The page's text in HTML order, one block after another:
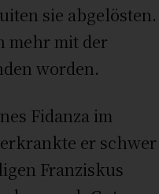
sie abgelösten.
mehr mit der
worden.
Fidanza im
er schwer
Franziskus